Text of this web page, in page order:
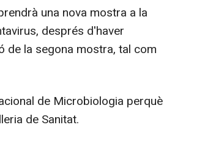
una nova mostra a la
després d'haver
la segona mostra, tal com
de Microbiologia perquè
de Sanitat.